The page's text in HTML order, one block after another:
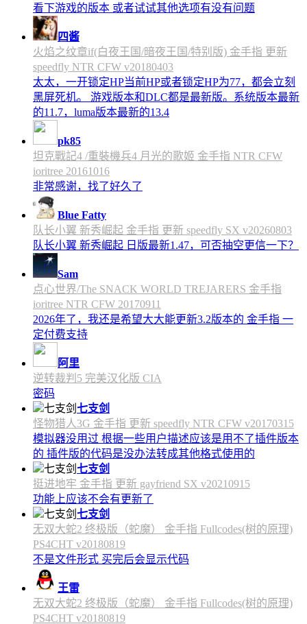
看下游戏的版本 或者试试其他选项有没有问题
四酱
火焰之纹章if(白夜王国/暗夜王国/特别版) 金手指 更新
speedfly NTR CFW v20180403
太太，一开锁定HP当前HP或者锁定HP为77，都会立刻
黑屏死机。 游戏版本和DLC都是最新版。系统版本最新
的11.7，luma版本最新的13.4
pk85
坦克戰記4 /重裝機兵4 月光的歌姬 金手指 NTR CFW
ioritree 20161016
非常感谢，找了好久了
Blue Fatty
队长小翼 新秀崛起 金手指 更新 speedfly SX v20260803
队长小翼 新秀崛起 日版最新1.47，可否抽空更信一下？
Sam
点心世界/The SNACK WORLD TREJARERS 金手指
ioritree NTR CFW 20170911
2026年了，我还是希望大大能更新3.2版本的 金手指 一
定付费支持
阿里
逆转裁判5 完美汉化版 CIA
密码
七支剑
怪物猎人3G 金手指 更新 speedfly NTR CFW v20170315
模拟器没用过 根据一些用户描述应该是用不了插件版本
的 插件版的代码是没办法转成其他格式使用的
七支剑
挺进地牢 金手指 更新 gayfriend SX v20210915
功能上应该不会有更新了
七支剑
无双大蛇2 终极版（蛇魔） 金手指 Fullcodes(树的原理)
PS4CHT v20180819
不是文件形式 买完后会显示代码
王雷
无双大蛇2 终极版（蛇魔） 金手指 Fullcodes(树的原理)
PS4CHT v20180819